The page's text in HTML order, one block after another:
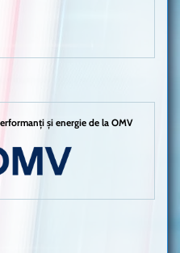
și energie de la OMV